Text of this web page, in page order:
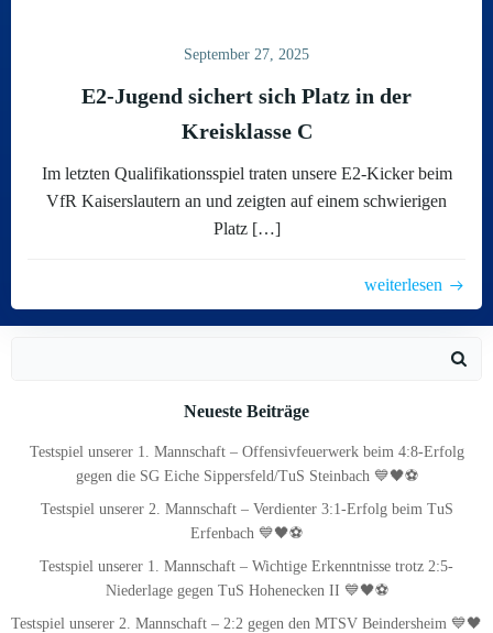
September 27, 2025
E2-Jugend sichert sich Platz in der
Kreisklasse C
Im letzten Qualifikationsspiel traten unsere E2-Kicker beim
VfR Kaiserslautern an und zeigten auf einem schwierigen
Platz […]
weiterlesen
Neueste Beiträge
Testspiel unserer 1. Mannschaft – Offensivfeuerwerk beim 4:8-Erfolg
gegen die SG Eiche Sippersfeld/TuS Steinbach 💙🖤⚽
Testspiel unserer 2. Mannschaft – Verdienter 3:1-Erfolg beim TuS
Erfenbach 💙🖤⚽
Testspiel unserer 1. Mannschaft – Wichtige Erkenntnisse trotz 2:5-
Niederlage gegen TuS Hohenecken II 💙🖤⚽
Testspiel unserer 2. Mannschaft – 2:2 gegen den MTSV Beindersheim 💙🖤